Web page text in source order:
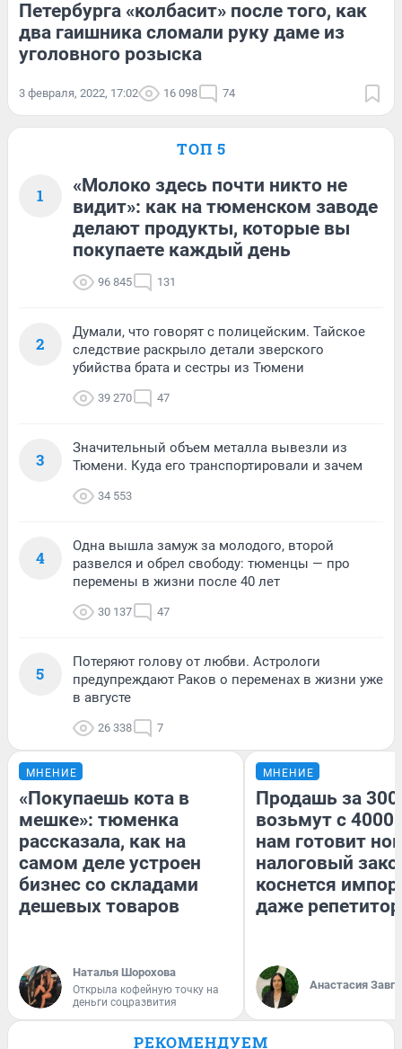
Петербурга «колбасит» после того, как
два гаишника сломали руку даме из
уголовного розыска
3 февраля, 2022, 17:02 16 098 74
ТОП 5
1
«Молоко здесь почти никто не
видит»: как на тюменском заводе
делают продукты, которые вы
покупаете каждый день
96 845 131
2
Думали, что говорят с полицейским. Тайское
следствие раскрыло детали зверского
убийства брата и сестры из Тюмени
39 270 47
3
Значительный объем металла вывезли из
Тюмени. Куда его транспортировали и зачем
34 553
4
Одна вышла замуж за молодого, второй
развелся и обрел свободу: тюменцы — про
перемены в жизни после 40 лет
30 137 47
5
Потеряют голову от любви. Астрологи
предупреждают Раков о переменах в жизни уже
в августе
26 338 7
МНЕНИЕ
«Покупаешь кота в
мешке»: тюменка
рассказала, как на
самом деле устроен
бизнес со складами
дешевых товаров
Наталья Шорохова
Открыла кофейную точку на
деньги соцразвития
МНЕНИЕ
Продашь за
возьмут с
нам готовит
налоговый
коснется
даже
Анастасия
РЕКОМЕНДУЕМ